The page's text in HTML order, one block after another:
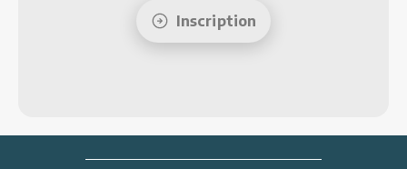
Inscription